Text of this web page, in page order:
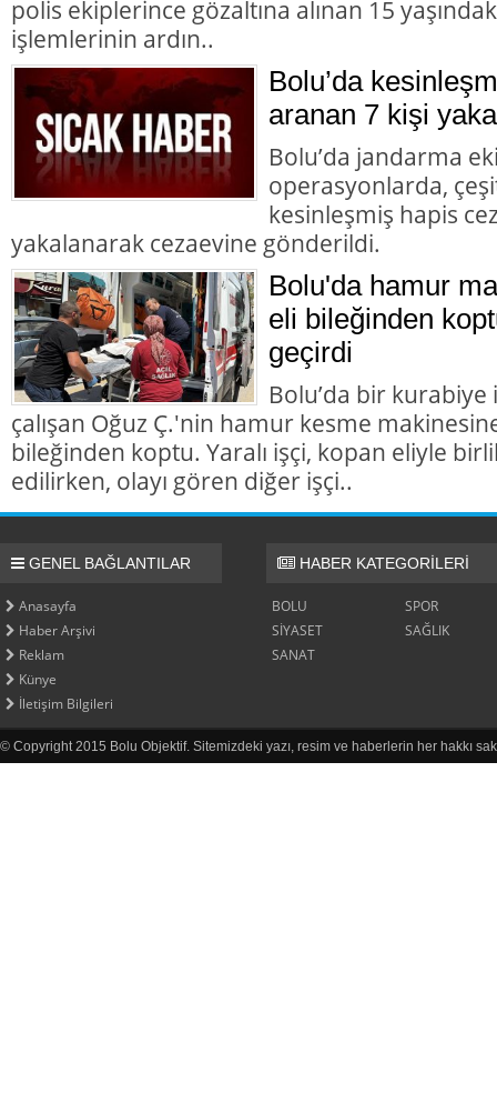
polis ekiplerince gözaltına alınan 15
işlemlerinin ardın..
Bolu’da
aranan 7 kişi
Bolu’da jandarma
operasyonlarda,
kesinleşmiş hapis
yakalanarak cezaevine gönderildi.
Bolu'da hamur
eli bileğinden
geçirdi
Bolu’da bir
çalışan Oğuz Ç.'nin hamur kesme
bileğinden koptu. Yaralı işçi, kopan eliyle
edilirken, olayı gören diğer işçi..
GENEL BAĞLANTILAR
Anasayfa
Haber Arşivi
Reklam
Künye
İletişim Bilgileri
HABER KATEGORİLERİ
BOLU
SPOR
SİYASET
SAĞLIK
SANAT
© Copyright 2015 Bolu Objektif. Sitemizdeki yazı, resim ve haberlerin her hakkı